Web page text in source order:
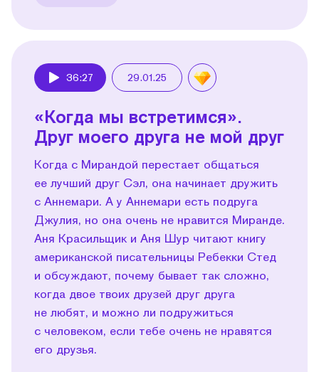
36:27 29.01.25
«Когда мы встретимся».
Друг моего друга не мой друг
Когда с Мирандой перестает общаться
ее лучший друг Сэл, она начинает дружить
с Аннемари. А у Аннемари есть подруга
Джулия, но она очень не нравится Миранде.
Аня Красильщик и Аня Шур читают книгу
американской писательницы Ребекки Стед
и обсуждают, почему бывает так сложно,
когда двое твоих друзей друг друга
не любят, и можно ли подружиться
с человеком, если тебе очень не нравятся
его друзья.